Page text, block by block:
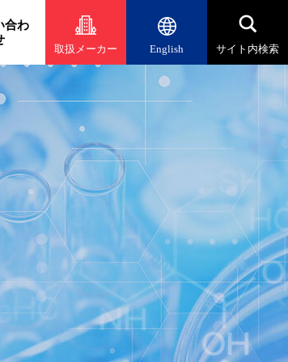
合わ
取扱メーカー English サイト内検索